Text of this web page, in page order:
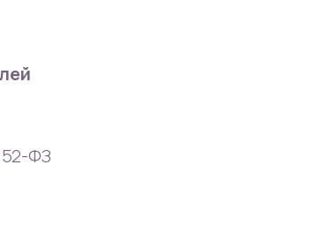
ФЗ